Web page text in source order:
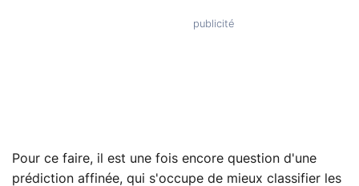
Pour ce faire, il est une fois encore question d'une
prédiction affinée, qui s'occupe de mieux classifier les